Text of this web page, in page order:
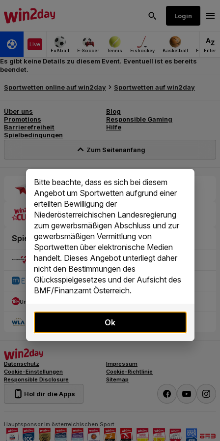
Bitte beachte, dass es sich bei diesem
Angebot um Sportwetten aufgrund einer
erteilten Bewilligung der
Niederösterreichischen Landesregierung
zum gewerbsmäßigen Abschluss und zur
gewerbsmäßigen Vermittlung von
Sportwetten über elektronische Medien
handelt. Dieses Angebot unterliegt daher
nicht den Bestimmungen des
Glücksspielgesetzes und der Aufsicht des
BMF/Finanzamt Österreich.
Ok
Es gibt keine Details zu diesem Event. Eventuell ist es bereits
beendet.